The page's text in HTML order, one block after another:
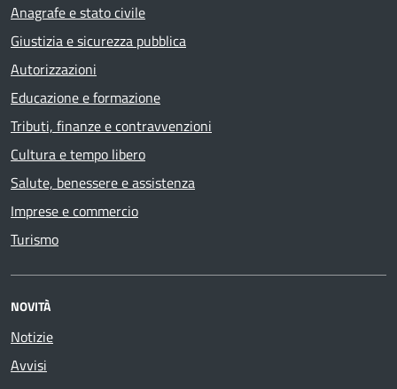
Anagrafe e stato civile
Giustizia e sicurezza pubblica
Autorizzazioni
Educazione e formazione
Tributi, finanze e contravvenzioni
Cultura e tempo libero
Salute, benessere e assistenza
Imprese e commercio
Turismo
NOVITÀ
Notizie
Avvisi